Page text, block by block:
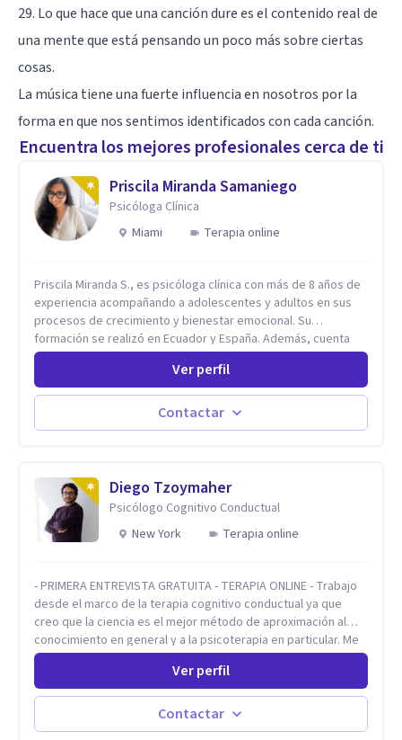
29. Lo que hace que una canción dure es el contenido real de
una mente que está pensando un poco más sobre ciertas
cosas.
La música tiene una fuerte influencia en nosotros por la
forma en que nos sentimos identificados con cada canción.
Encuentra los mejores profesionales cerca de ti
Priscila Miranda Samaniego
Psicóloga Clínica
Miami
Terapia online
Priscila Miranda S., es psicóloga clínica con más de 8 años de
experiencia acompañando a adolescentes y adultos en sus
procesos de crecimiento y bienestar emocional. Su
formación se realizó en Ecuador y España. Además, cuenta
con un Máster en Psicooncología (INEFOC) y diversos
diplomados que respaldan su práctica profesional. Se
especializo en ansiedad, autoestima, dependencia
emocional, depresión, desarrollo personal, prevención del
suicidio, crisis vitales y terapia de pareja, siempre con un
comodidad y privacidad de tu propio espacio. Acceder a un
acompañamiento profesional sin importar en qué lugar te
encuentres.
Ver perfil
Contactar
Diego Tzoymaher
Psicólogo Cognitivo Conductual
New York
Terapia online
- PRIMERA ENTREVISTA GRATUITA - TERAPIA ONLINE - Trabajo
desde el marco de la terapia cognitivo conductual ya que
creo que la ciencia es el mejor método de aproximación al
conocimiento en general y a la psicoterapia en particular. Me
interesan los procesos de cambio conductual por los que una
persona pueda alcanzar sus objetivos, transitando,
aceptando y modificando sus patrones cognitivos y
emocionales. Abordo patologías específicas como trastornos
de ansiedad y del ánimo, y también crisis vitales y procesos
Ver perfil
Contactar